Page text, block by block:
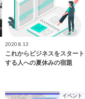
2020.8.13
これからビジネスをスタート
する人への夏休みの宿題
イベント